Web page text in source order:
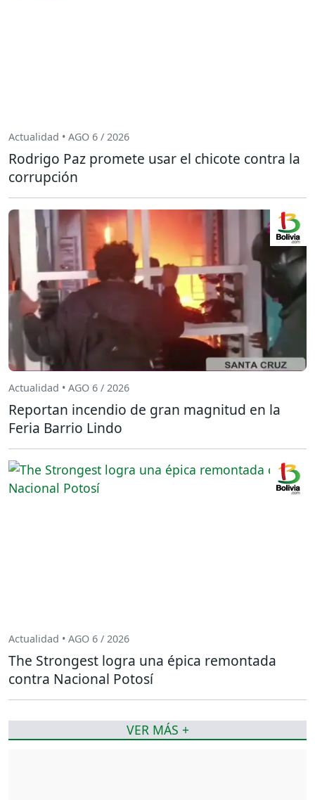
Actualidad • AGO 6 / 2026
Rodrigo Paz promete usar el chicote contra la
corrupción
Actualidad • AGO 6 / 2026
Reportan incendio de gran magnitud en la
Feria Barrio Lindo
Actualidad • AGO 6 / 2026
The Strongest logra una épica remontada
contra Nacional Potosí
VER MÁS +